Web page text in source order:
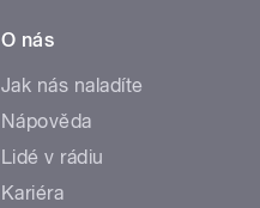
O nás
Jak nás naladíte
Nápověda
Lidé v rádiu
Kariéra